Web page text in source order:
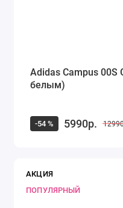
Adidas Campus 00S
белым)
-54 % 5990р.
АКЦИЯ
ПОПУЛЯРНЫЙ